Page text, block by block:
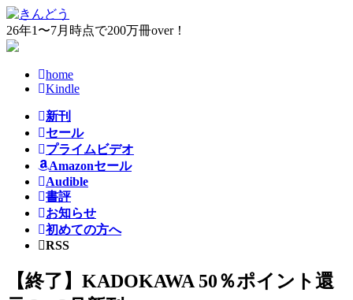
コ
ン
テ
ナ
ビ
ゲ
26年1〜7月時点で200万冊over！
home
Kindle
新刊
セール
プライムビデオ
Amazonセール
Audible
書評
お知らせ
初めての方へ
RSS
【終了】KADOKAWA 50％ポイント還